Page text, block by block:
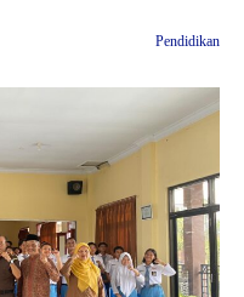
Pendidikan